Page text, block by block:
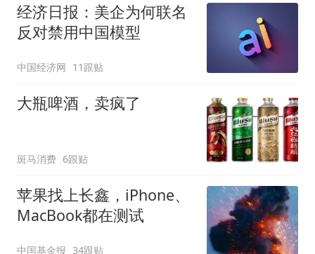
经济日报：美企为何联名
反对禁用中国模型
中国经济网 11跟贴
大瓶啤酒，卖疯了
斑马消费 6跟贴
苹果找上长鑫，iPhone、
MacBook都在测试
中国基金报 34跟贴